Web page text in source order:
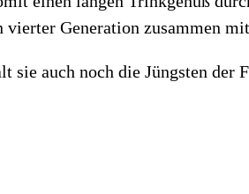
Generation zusammen
sie auch noch die Jüngsten